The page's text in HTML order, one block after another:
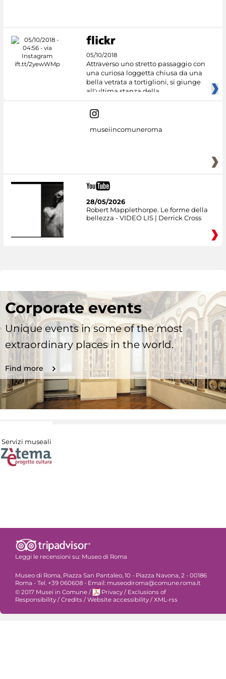
05/10/2018
Attraverso uno stretto passaggio con
una curiosa loggetta chiusa da una
bella vetrata a tortiglioni, si giunge
all'ultima stanza della
museiincomuneroma
28/05/2026
Robert Mapplethorpe. Le forme della
bellezza - VIDEO LIS | Derrick Cross
Corporate events
Unique events in some of the most
extraordinary places in the world.
Find more
Servizi museali
Leggi le recensioni su: Museo di Roma
Museo di Roma, Piazza San Pantaleo, 10 - Piazza Navona, 2 - 00186
Roma - Tel. +39 060608 - Email: museodiroma@comune.roma.it
© 2017 Musei in Comune / Privacy / Exclusions of
Responsibility /Credits /Website accessibility /XML-rss